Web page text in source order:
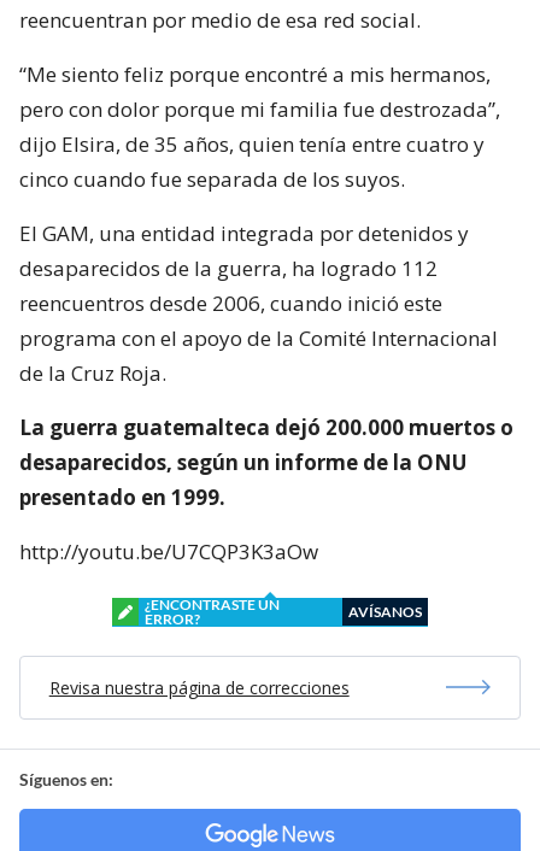
reencuentran por medio de esa red social.
“Me siento feliz porque encontré a mis hermanos,
pero con dolor porque mi familia fue destrozada”,
dijo Elsira, de 35 años, quien tenía entre cuatro y
cinco cuando fue separada de los suyos.
El GAM, una entidad integrada por detenidos y
desaparecidos de la guerra, ha logrado 112
reencuentros desde 2006, cuando inició este
programa con el apoyo de la Comité Internacional
de la Cruz Roja.
La guerra guatemalteca dejó 200.000 muertos o
desaparecidos, según un informe de la ONU
presentado en 1999.
http://youtu.be/U7CQP3K3aOw
¿ENCONTRASTE UN
ERROR?
AVÍSANOS
Revisa nuestra página de correcciones
Síguenos en: